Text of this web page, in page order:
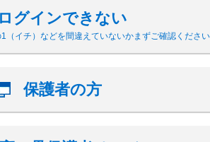
ログインできない
イチ）などを間違えていないかまずご確認くださ
保護者の方